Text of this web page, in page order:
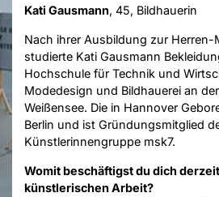
Kati Gausmann, 45, Bildhauerin
Nach ihrer Ausbildung zur Herren-
studierte Kati Gausmann
Hochschule für Technik und
Modedesign und Bildhauerei an
Weißensee. Die in Hannover
Berlin und ist Gründungsmitglied
Künstlerinnengruppe msk7.
Womit beschäftigst du dich
künstlerischen Arbeit?